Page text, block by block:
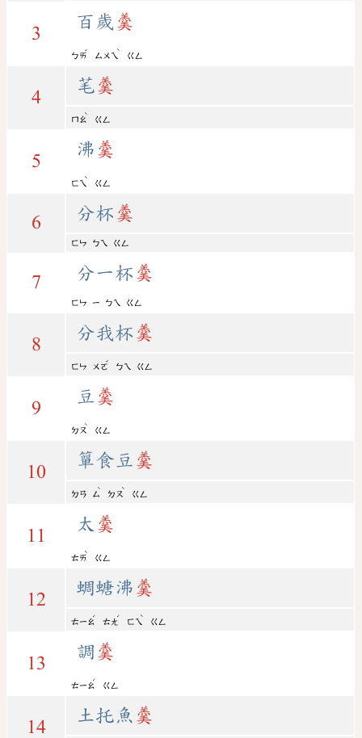
3
百歲 羹
ㄅㄞ
ˇ
ㄙㄨㄟ
ˋ
ㄍㄥ
4
芼羹
ㄇㄠ
ˋ
ㄍㄥ
5
沸 羹
ㄈㄟ
ˋ
ㄍㄥ
6 分杯 羹
ㄈㄣ ㄅㄟ ㄍㄥ
7 分一杯 羹
ㄈㄣ ㄧ ㄅㄟ ㄍㄥ
8
分我杯 羹
ㄈㄣ ㄨㄛ
ˇ
ㄅㄟ ㄍㄥ
9
豆 羹
ㄉㄡ
ˋ
ㄍㄥ
10
簞食豆 羹
ㄉㄢ ㄙ
ˋ
ㄉㄡ
ˋ
ㄍㄥ
11
太 羹
ㄊㄞ
ˋ
ㄍㄥ
12
蜩螗沸 羹
ㄊㄧㄠ
ˊ
ㄊㄤ
ˊ
ㄈㄟ
ˋ
ㄍㄥ
13
調 羹
ㄊㄧㄠ
ˊ
ㄍㄥ
14
土托魚 羹